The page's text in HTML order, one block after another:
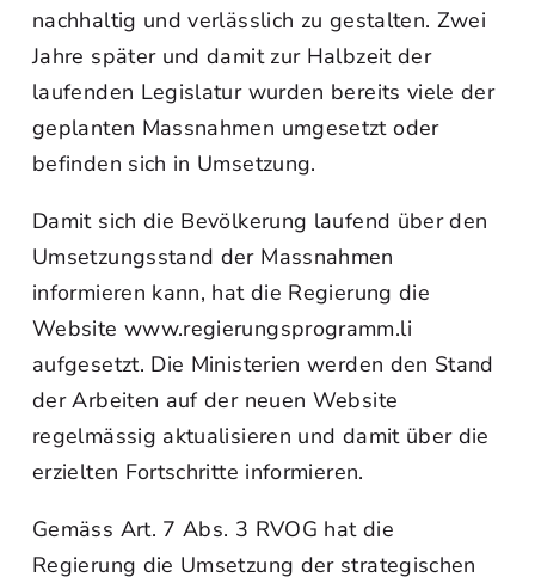
nachhaltig und verlässlich zu gestalten. Zwei
Jahre später und damit zur Halbzeit der
laufenden Legislatur wurden bereits viele der
geplanten Massnahmen umgesetzt oder
befinden sich in Umsetzung.
Damit sich die Bevölkerung laufend über den
Umsetzungsstand der Massnahmen
informieren kann, hat die Regierung die
Website www.regierungsprogramm.li
aufgesetzt. Die Ministerien werden den Stand
der Arbeiten auf der neuen Website
regelmässig aktualisieren und damit über die
erzielten Fortschritte informieren.
Gemäss Art. 7 Abs. 3 RVOG hat die
Regierung die Umsetzung der strategischen